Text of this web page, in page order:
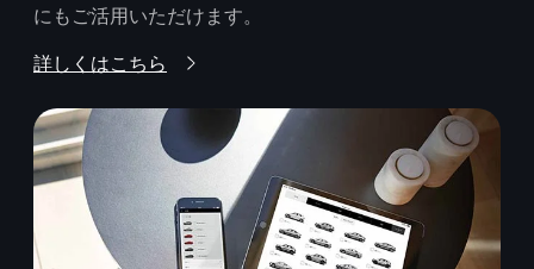
にもご活用いただけます。
詳しくはこちら